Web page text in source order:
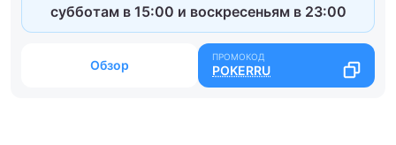
субботам в 15:00 и воскресеньям в 23:00
Обзор POKERRU